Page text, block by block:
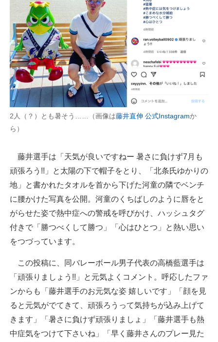
企業ITのトレンドを詳説
経営リーダーのコミュニティ
マーケ×ITの今がよく分かる
ITエンジニア向け専門サイト
企業向けIT製品の総合サイト
IT製品の技術・比較・事例
モノづくり技術者専門サイト
エレクトロニクス専門サイト
電子設計の基本と応用
エネルギーの専門メディア
建設×テクノロジーの最前線
ちょっと気になるネットの話題
2人（？）とも暑そう……（画像は藤井直伸 公式Instagramか
ら）
藤井選手は「天気が良いですねー 暑さに負けず7月も
頑張ろう!!」と太陽の下で帽子をとり、「北条氏ゆかりの
地」と書かれたタオルを首から下げた河童の隣でベンチ
に腰かけた写真を公開。河童のくちばしのように唇をと
がらせた姿で熱中症への警戒を呼びかけ、ハッシュタグ
付きで「勝つべくして勝つ」「心はひとつ」と熱い思い
をつづっています。
この投稿に、同バレーボール男子代表の高橋藍選手は
「頑張りましょう!!」と元気よくコメント。呼応したファ
ンからも「藤井選手のお元気な姿 嬉しいです」「顔を見
ると元気がでてきて、頑張ろうって気持ちが込み上げて
きます」「暑さに負けず頑張りましょ」「藤井選手も熱
中症気をつけて下さいね」「早く藤井さんのプレー見た